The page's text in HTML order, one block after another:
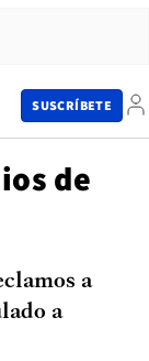
SUSCRÍBETE
de
a
a